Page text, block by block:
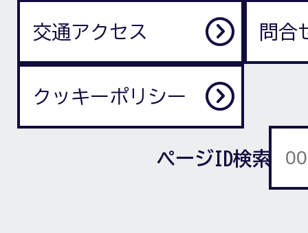
交通アクセス 問合
クッキーポリシー
ページID検索